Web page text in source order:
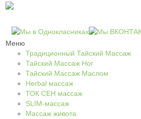
Mеню
Традиционный Тайский Массаж
Тайский Массаж Ног
Тайский Массаж Маслом
Herbal массаж
ТОК СЕН массаж
SLIM-массаж
Массаж живота